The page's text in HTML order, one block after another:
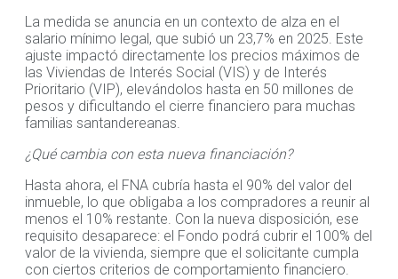
La medida se anuncia en un contexto de alza en el
salario mínimo legal, que subió un 23,7% en 2025. Este
ajuste impactó directamente los precios máximos de
las Viviendas de Interés Social (VIS) y de Interés
Prioritario (VIP), elevándolos hasta en 50 millones de
pesos y dificultando el cierre financiero para muchas
familias santandereanas.
¿Qué cambia con esta nueva financiación?
Hasta ahora, el FNA cubría hasta el 90% del valor del
inmueble, lo que obligaba a los compradores a reunir al
menos el 10% restante. Con la nueva disposición, ese
requisito desaparece: el Fondo podrá cubrir el 100% del
valor de la vivienda, siempre que el solicitante cumpla
con ciertos criterios de comportamiento financiero.